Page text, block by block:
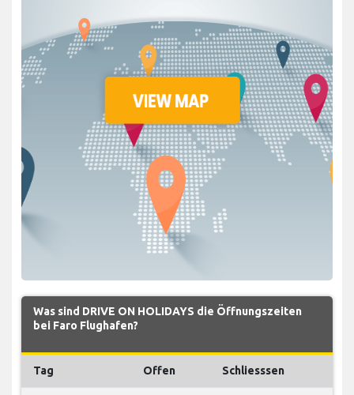
Was sind DRIVE ON HOLIDAYS die Öffnungszeiten
bei Faro Flughafen?
Tag Offen Schliesssen